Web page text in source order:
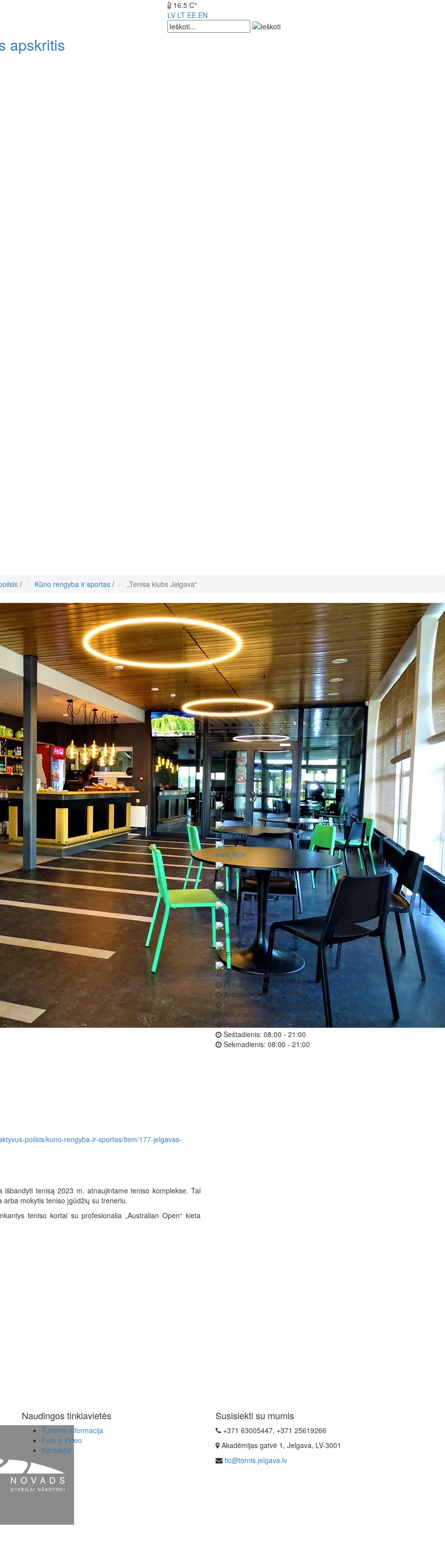
apskritis
16.5 C°
LV LT EE EN
/ Kūno rengyba ir sportas / „Tenisa klubs Jelgava“
poilsis/kuno-rengyba-ir-sportas/item/177-jelgavas-
išbandyti tenisą 2023 m. atnaujintame teniso komplekse. Tai
mokytis teniso įgūdžių su treneriu.
teniso kortai su profesionalia „Australian Open“ kieta
Jelgava, Lietuvas šoseja 68a
26261919
info@tkj.lv
www.tkj.lv
LV, EN, RU
Maitinimas
Šeimoms su vaikais
Judėjimo negalią turintys žmonės
Wi-Fi
Automobilių stovėjimo vieta
Pirmadienis:08:00 - 21:00
Antradienis:08:00 - 21:00
Trečiadienis: 08:00 - 21:00
Ketvirtadienis: 08:00 - 21:00
Penktadienis: 08:00 - 21:00
Šeštadienis: 08:00 - 21:00
Sekmadienis: 08:00 - 21:00
Naudingos tinklavietės
Turizmo informacija
Foto ir Video
Kontaktai
Susisiekti su mumis
+371 63005447, +371 25619266
Akadēmijas gatvė 1, Jelgava, LV-3001
tic@tornis.jelgava.lv